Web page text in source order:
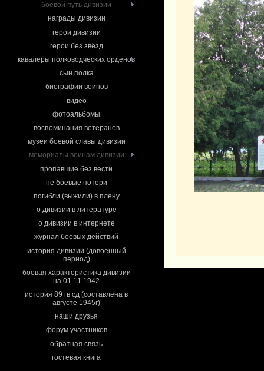
боевой путь дивизии
награды дивизии
герои дивизии
герои без звёзд
кавалеры полководческих орденов
сын полка
биографии воинов
видео
фотоальбомы
воспоминания ветеранов
музеи боевой славы дивизии
мемориалы воинам дивизии
пропавшие без вести
не боевые потери
погибли (выжили) в плену
о дивизии в литературе
о дивизии в интернете
журнал боевых действий
история дивизии (довоенный
период)
боевая характеристика дивизии
на 01.11.1942
история 89 гв сд (составлена в
августе 1945г)
наши друзья
форум участников
обратная связь
гостевая книга